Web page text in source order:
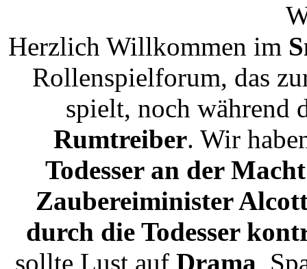
Herzlich Willkommen im
Rollenspielforum, das
spielt, noch während
Rumtreiber. Wir
Todesser an der
Zaubereiminister
durch die Todesser
sollte Lust auf Drama,